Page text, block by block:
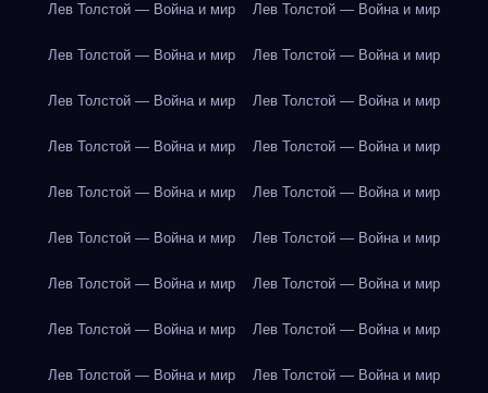
Лев Толстой — Война и мир Лев Толстой — Война и мир
Лев Толстой — Война и мир Лев Толстой — Война и мир
Лев Толстой — Война и мир Лев Толстой — Война и мир
Лев Толстой — Война и мир Лев Толстой — Война и мир
Лев Толстой — Война и мир Лев Толстой — Война и мир
Лев Толстой — Война и мир Лев Толстой — Война и мир
Лев Толстой — Война и мир Лев Толстой — Война и мир
Лев Толстой — Война и мир Лев Толстой — Война и мир
Лев Толстой — Война и мир Лев Толстой — Война и мир